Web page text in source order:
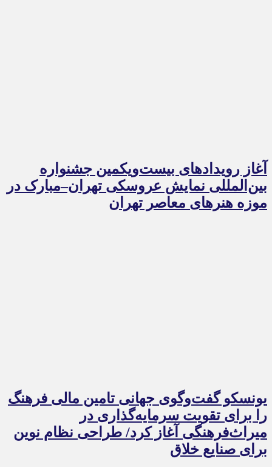
آغاز رویدادهای بیست‌ویکمین جشنواره
بین‌المللی نمایش عروسکی تهران–مبارک در
موزه هنرهای معاصر تهران
یونسکو گفت‌وگوی جهانی تامین مالی فرهنگ
را برای تقویت سرمایه‌گذاری در
میراث‌فرهنگی آغاز کرد/ طراحی نظام نوین
برای صنایع خلاق